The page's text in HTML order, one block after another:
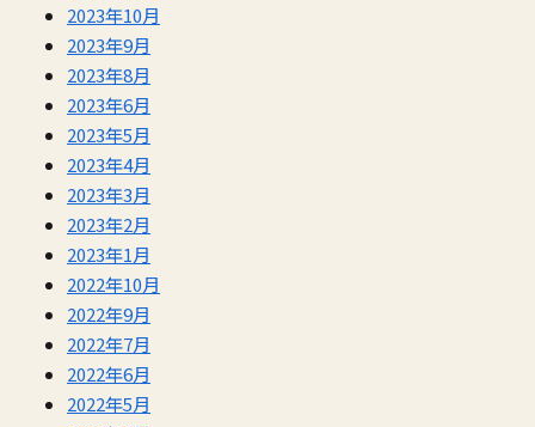
2023年10月
2023年9月
2023年8月
2023年6月
2023年5月
2023年4月
2023年3月
2023年2月
2023年1月
2022年10月
2022年9月
2022年7月
2022年6月
2022年5月